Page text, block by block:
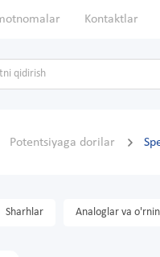
Kontaktlar
Potentsiyaga dorilar
Sharhlar Analoglar va